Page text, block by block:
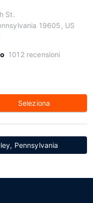
St.
19605, US
1012 recensioni
Seleziona
Pennsylvania